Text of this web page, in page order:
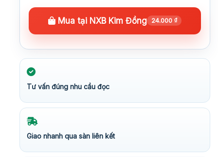
Mua tại NXB Kim Đồng 24.000 ₫
Tư vấn đúng nhu cầu đọc
Giao nhanh qua sàn liên kết